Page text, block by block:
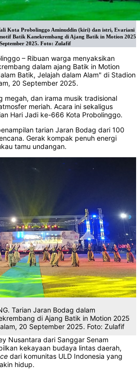
Kota Probolinggo Aminuddin (kiri) dan istri, Evariani
Batik Kanekrembang di Ajang Batik in Motion 2025
2025. Foto: Zulafif
– Ribuan warga menyaksikan
dalam ajang Batik in Motion
Batik, Jelajah dalam Alam" di Stadion
20 September 2025.
megah, dan irama musik tradisional
meriah. Acara ini sekaligus
Hari Jadi ke-666 Kota Probolinggo.
tarian Jaran Bodag dari 100
Gerak kompak penuh energi
tamu undangan.
Tarian Jaran Bodag dalam
di Ajang Batik in Motion 2025
20 September 2025. Foto: Zulafif
Nusantara dari Sanggar Senam
kekayaan budaya lintas daerah,
dari komunitas ULD Indonesia yang
hidup.